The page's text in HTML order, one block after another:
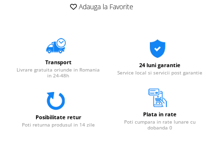
Adauga la Favorite
Transport
Livrare gratuita oriunde in Romania
in 24-48h
24 luni garantie
Service local si servicii post garantie
Posibilitate retur
Poti returna produsul in 14 zile
Plata in rate
Poti cumpara in rate lunare cu
dobanda 0